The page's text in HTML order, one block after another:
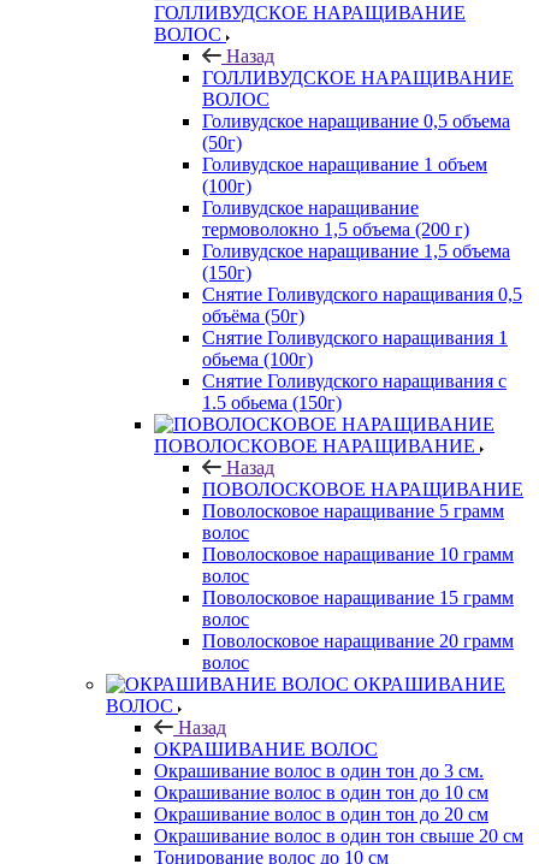
ГОЛЛИВУДСКОЕ НАРАЩИВАНИЕ
ВОЛОС
Назад
ГОЛЛИВУДСКОЕ НАРАЩИВАНИЕ
ВОЛОС
Голивудское наращивание 0,5 объема
(50г)
Голивудское наращивание 1 объем
(100г)
Голивудское наращивание
термоволокно 1,5 объема (200 г)
Голивудское наращивание 1,5 объема
(150г)
Снятие Голивудского наращивания 0,5
объёма (50г)
Снятие Голивудского наращивания 1
обьема (100г)
Снятие Голивудского наращивания с
1.5 обьема (150г)
ПОВОЛОСКОВОЕ НАРАЩИВАНИЕ
Назад
ПОВОЛОСКОВОЕ НАРАЩИВАНИЕ
Поволосковое наращивание 5 грамм
волос
Поволосковое наращивание 10 грамм
волос
Поволосковое наращивание 15 грамм
волос
Поволосковое наращивание 20 грамм
волос
ОКРАШИВАНИЕ
ВОЛОС
Назад
ОКРАШИВАНИЕ ВОЛОС
Окрашивание волос в один тон до 3 см.
Окрашивание волос в один тон до 10 см
Окрашивание волос в один тон до 20 см
Окрашивание волос в один тон свыше 20 см
Тонирование волос до 10 см